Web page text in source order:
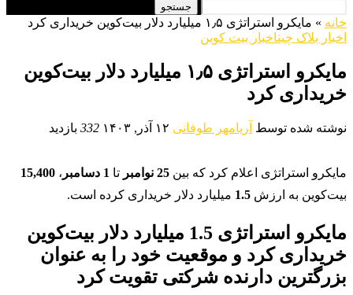
جستجو
خانه » مایکرو استراتژی ۱٫۵ میلیارد دلار بیت‌کوین خریداری کرد
اخبار بلاک چیناخبار بیت کوین
مایکرو استراتژی ۱٫۵ میلیارد دلار بیت‌کوین
خریداری کرد
نوشته شده توسط آریامهر طوفانی ۱۲ آذر, ۱۴۰۳ 332 بازدید
مایکرو استراتژی اعلام کرد که بین 25 نوامبر تا 1 دسامبر ، 15,400
بیت‌کوین به ارزش 1.5 میلیارد دلار خریداری کرده است.
مایکرو استراتژی 1.5 میلیارد دلار بیت‌کوین
خریداری کرد و موقعیت خود را به عنوان
بزرگترین دارنده شرکتی تقویت کرد